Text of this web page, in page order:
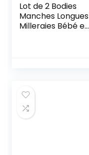
Lot de 2 Bodies
Manches Longues
Milleraies Bébé en